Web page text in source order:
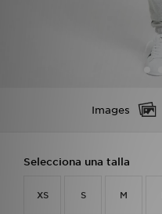
Images
Selecciona una talla
XS S M